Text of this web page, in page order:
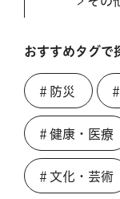
おすすめタグで
＃防災
＃健康・医療
＃文化・芸術